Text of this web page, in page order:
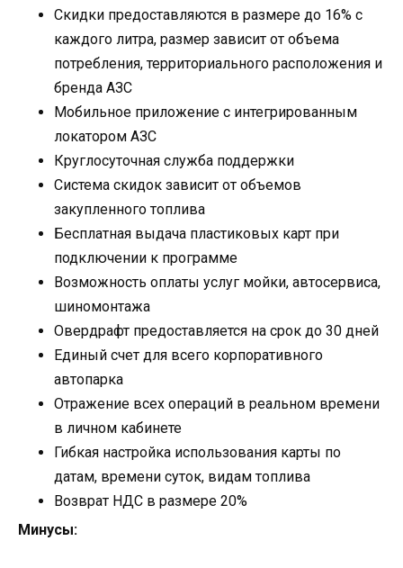
Скидки предоставляются в размере до 16% с
каждого литра, размер зависит от объема
потребления, территориального расположения и
бренда АЗС
Мобильное приложение с интегрированным
локатором АЗС
Круглосуточная служба поддержки
Система скидок зависит от объемов
закупленного топлива
Бесплатная выдача пластиковых карт при
подключении к программе
Возможность оплаты услуг мойки, автосервиса,
шиномонтажа
Овердрафт предоставляется на срок до 30 дней
Единый счет для всего корпоративного
автопарка
Отражение всех операций в реальном времени
в личном кабинете
Гибкая настройка использования карты по
датам, времени суток, видам топлива
Возврат НДС в размере 20%
Минусы: